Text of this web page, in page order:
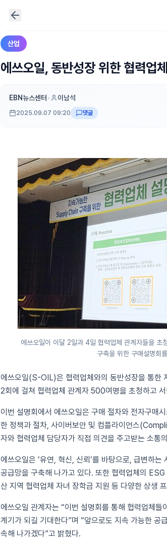
산업
에쓰오일, 동반성장 위한 협력업
EBN뉴스센터 • 이남석
2025.09.07 09:20 댓글
에쓰오일이 이달 2일과 4일 협력업체 관계자들을 초
구축을 위한 구매설명회
에쓰오일(S-OIL)은 협력업체와의 동반성장을 통한
2회에 걸쳐 협력업체 관계자 500여명을 초청하고
이번 설명회에서 에쓰오일은 구매 절차와 전자구
한 정책과 절차, 사이버보안 및 컴플라이언스
자와 협력업체 담당자가 직접 의견을 주고받는 소통
에쓰오일은 ‘유연, 혁신, 신뢰’를 바탕으로, 급변하
공급망을 구축해 나가고 있다. 또한 협력업체의
산 지역 협력업체 자녀 장학금 지원 등 다양한 상생
에쓰오일 관계자는 “이번 설명회를 통해 협력업체
계기가 되길 기대한다”며 “앞으로도 지속 가능한 공
속해 나가겠다”고 밝혔다.